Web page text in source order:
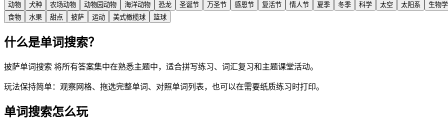
动物 犬种 农场动物 动物园动物 海洋动物 恐龙 圣诞节 万圣节 感恩节 复活节 情人节 夏季 冬季 科学 太空 太阳系 生物学
食物
水果 甜点 披萨 运动 美式橄榄球 篮球
什么是单词搜索？
披萨单词搜索 将所有答案集中在熟悉主题中，适合拼写练习、词汇复习和主题课堂活动。
玩法保持简单：观察网格、拖选完整单词、对照单词列表，也可以在需要纸质练习时打印。
单词搜索怎么玩